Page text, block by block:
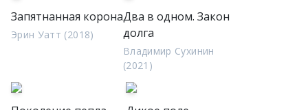
Запятнанная корона
Эрин Уатт (2018)
Два в одном. Закон
долга
Владимир Сухинин
(2021)